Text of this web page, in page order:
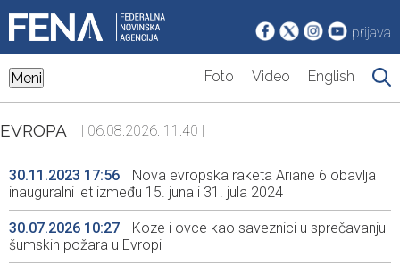
prijava
Meni Foto Video English
EVROPA | 06.08.2026. 11:40 |
30.11.2023 17:56
Nova evropska raketa Ariane 6 obavlja
inauguralni let između 15. juna i 31. jula 2024
30.07.2026 10:27
Koze i ovce kao saveznici u sprečavanju
šumskih požara u Evropi